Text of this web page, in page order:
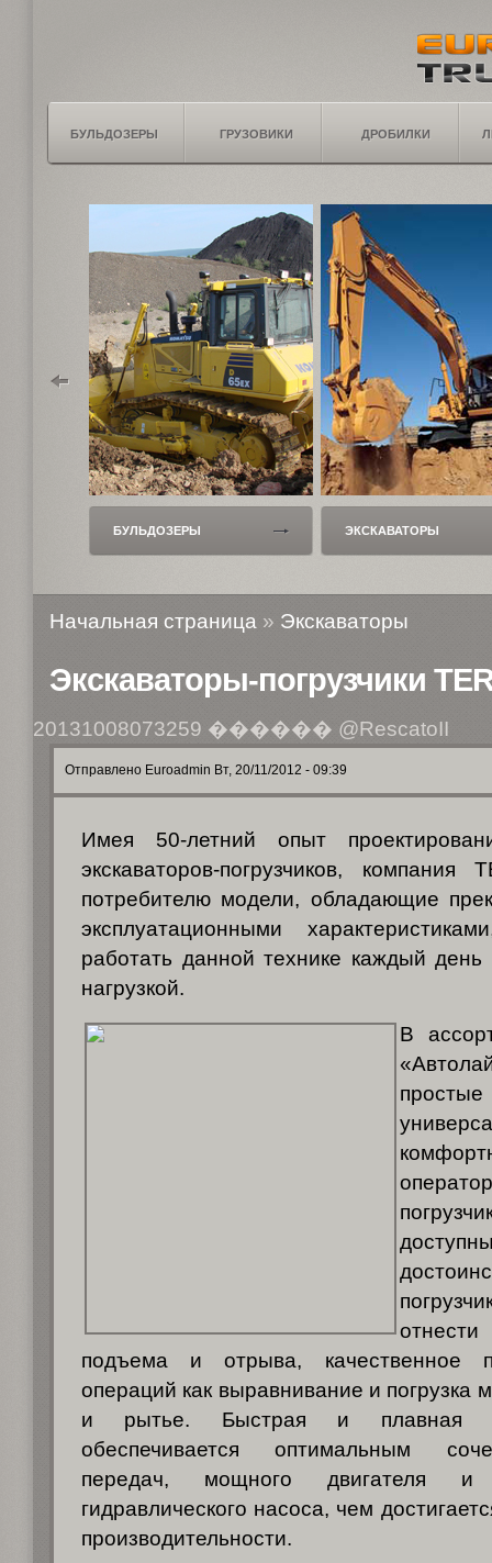
БУЛЬДОЗЕРЫ ГРУЗОВИКИ ДРОБИЛКИ
БУЛЬДОЗЕРЫ ЭКСКАВАТОРЫ
Начальная страница » Экскаваторы
Экскаваторы-погрузчики
20131008073259 ������ @RescatoII
Отправлено Euroadmin Вт, 20/11/2012 - 09:39
Имея 50-летний опыт
экскаваторов-погрузчиков, компания
потребителю модели, обладающие
эксплуатационными
работать данной технике каждый
нагрузкой.
В
подъема и отрыва, качественное
операций как выравнивание и погрузка
и рытье. Быстрая и плавная
обеспечивается оптимальным
передач, мощного двигателя и
гидравлического насоса, чем
производительности.